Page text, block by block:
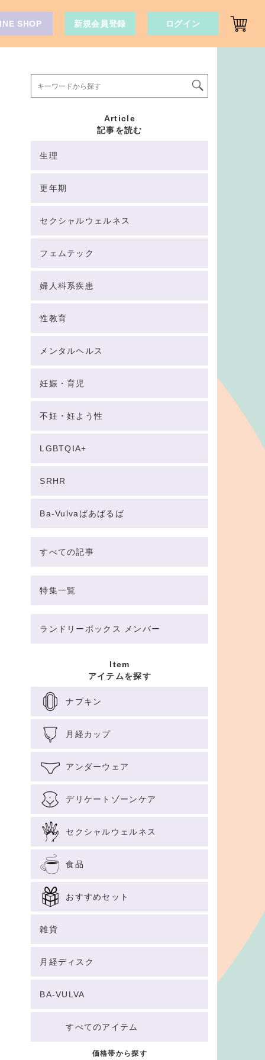
Article
記事を読む
生理
更年期
セクシャルウェルネス
フェムテック
婦人科系疾患
性教育
メンタルヘルス
妊娠・育児
不妊・妊よう性
LGBTQIA+
SRHR
Ba-Vulvaばあばるば
すべての記事
特集一覧
ランドリーボックス メンバー
Item
アイテムを探す
ナプキン
月経カップ
アンダーウェア
デリケートゾーンケア
セクシャルウェルネス
食品
おすすめセット
雑貨
月経ディスク
BA-VULVA
すべてのアイテム
価格帯から探す
SHOP 新規会員登録 ログイン